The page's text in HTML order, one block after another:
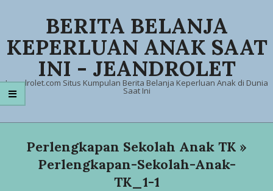
content
BERITA BELANJA
KEPERLUAN ANAK SAAT
INI - JEANDROLET
Jeandrolet.com Situs Kumpulan Berita Belanja Keperluan Anak di Dunia
Saat Ini
Primary
NavigationPerlengkapan Sekolah Anak TK »
Perlengkapan-Sekolah-Anak-
TK_1-1